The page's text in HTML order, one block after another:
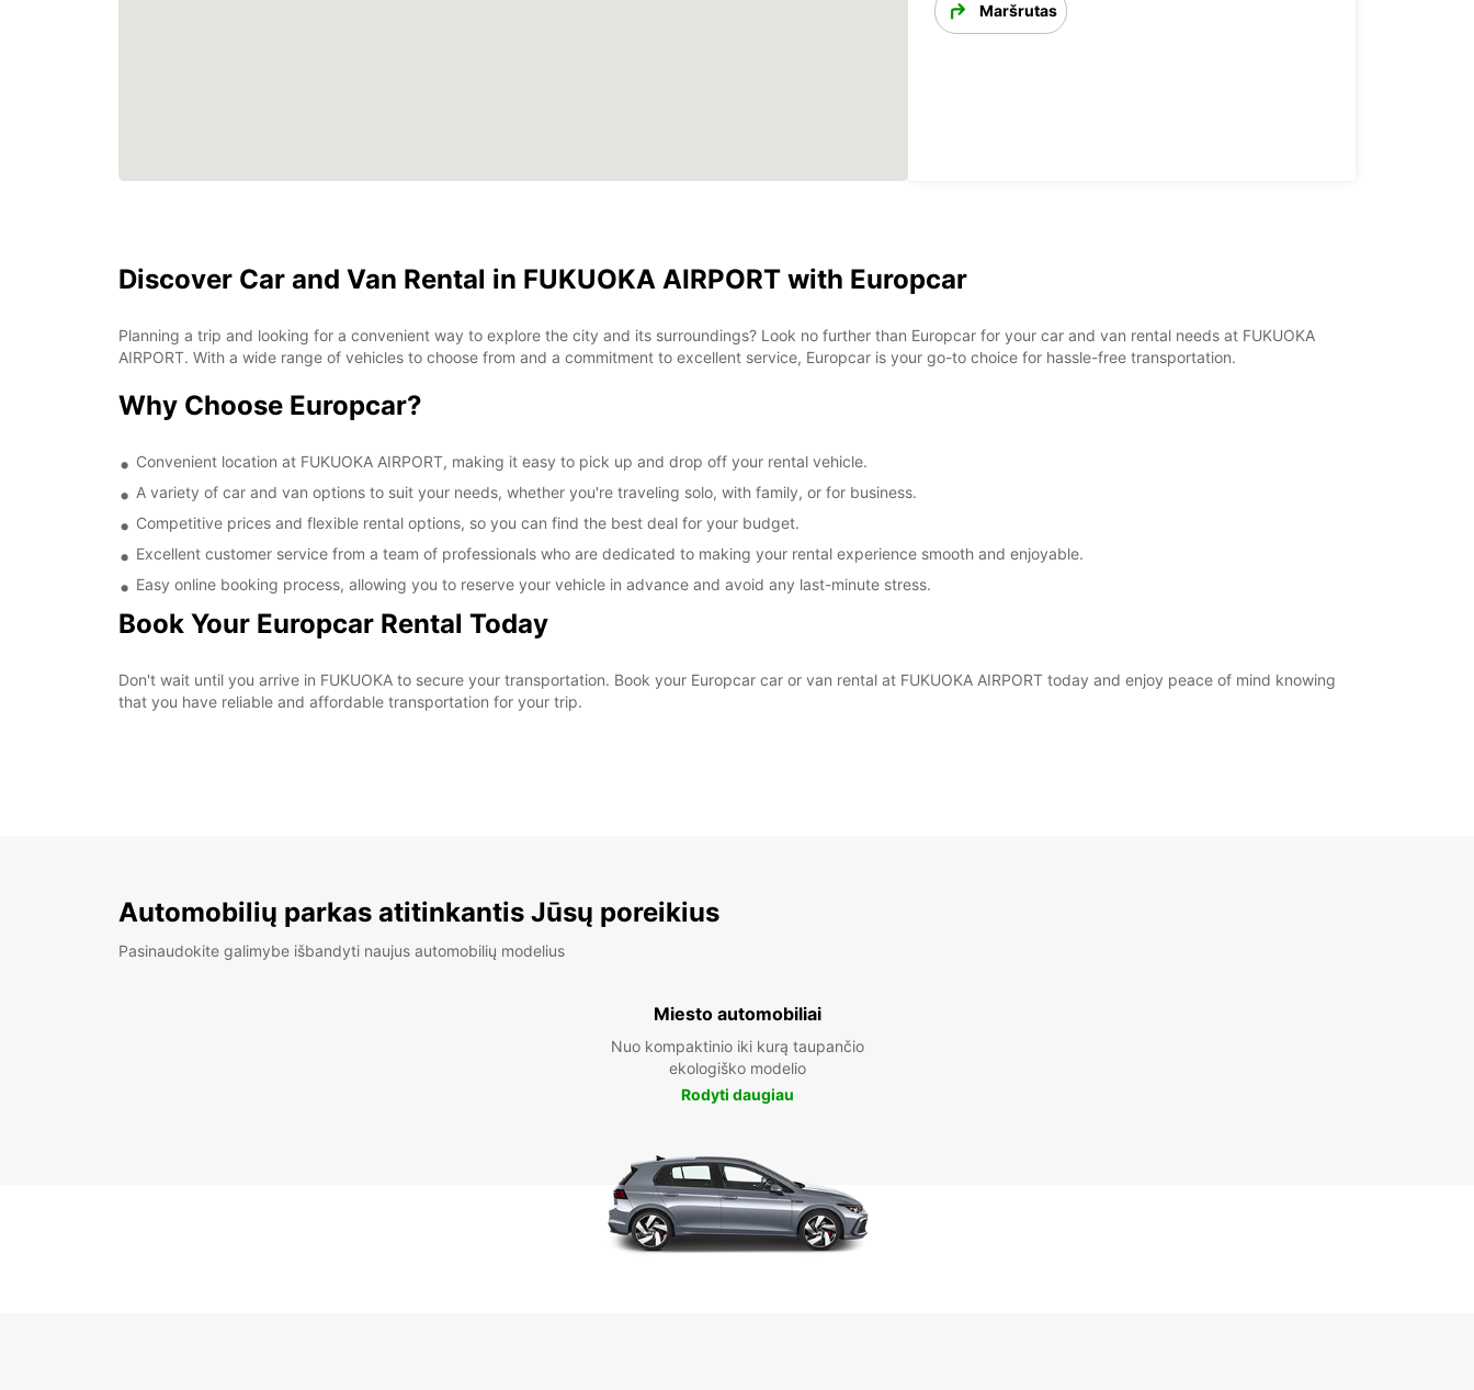
Maršrutas
Discover Car and Van Rental in FUKUOKA AIRPORT with Europcar
Planning a trip and looking for a convenient way to explore the city and its surroundings? Look no further than Europcar for your car and van rental needs at FUKUOKA
AIRPORT. With a wide range of vehicles to choose from and a commitment to excellent service, Europcar is your go-to choice for hassle-free transportation.
Why Choose Europcar?
Convenient location at FUKUOKA AIRPORT, making it easy to pick up and drop off your rental vehicle.
A variety of car and van options to suit your needs, whether you're traveling solo, with family, or for business.
Competitive prices and flexible rental options, so you can find the best deal for your budget.
Excellent customer service from a team of professionals who are dedicated to making your rental experience smooth and enjoyable.
Easy online booking process, allowing you to reserve your vehicle in advance and avoid any last-minute stress.
Book Your Europcar Rental Today
Don't wait until you arrive in FUKUOKA to secure your transportation. Book your Europcar car or van rental at FUKUOKA AIRPORT today and enjoy peace of mind knowing
that you have reliable and affordable transportation for your trip.
Automobilių parkas atitinkantis Jūsų poreikius
Pasinaudokite galimybe išbandyti naujus automobilių modelius
Miesto automobiliai
Nuo kompaktinio iki kurą taupančio
ekologiško modelio
Rodyti daugiau